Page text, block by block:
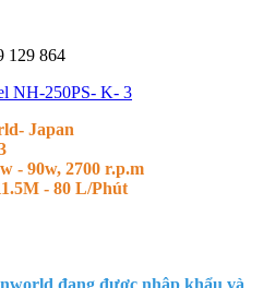
129 864
NH-250PS- K- 3
Japan
- 90w, 2700 r.p.m
- 80 L/Phút
đang được nhập khẩu và